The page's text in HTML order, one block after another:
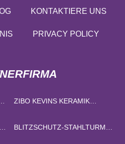
KONTAKTIERE UNS
PRIVACY POLICY
ZIBO KEVINS KERAMIK
BLITZSCHUTZ-STAHLTURM